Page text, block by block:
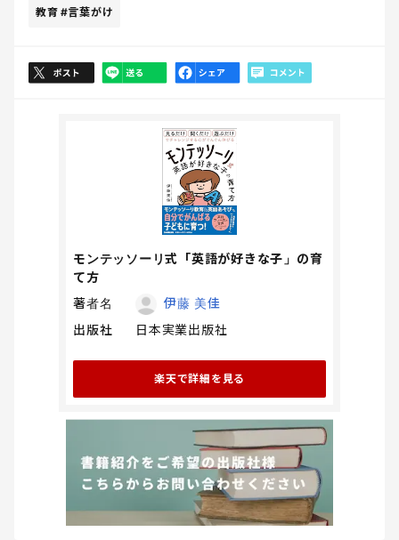
教育 #言葉がけ
モンテッソーリ式「英語が好きな子」の育
て方
著者名
伊藤 美佳
出版社
日本実業出版社
楽天で詳細を見る